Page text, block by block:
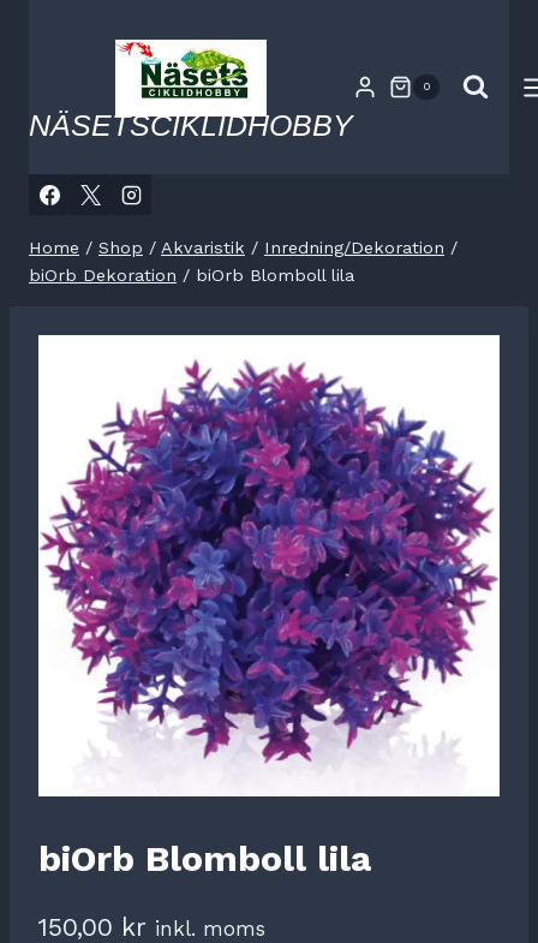
NÄSETSCIKLIDHOBBY
0
Home / Shop / Akvaristik / Inredning/Dekoration /
biOrb Dekoration / biOrb Blomboll lila
biOrb Blomboll lila
150,00 kr inkl. moms